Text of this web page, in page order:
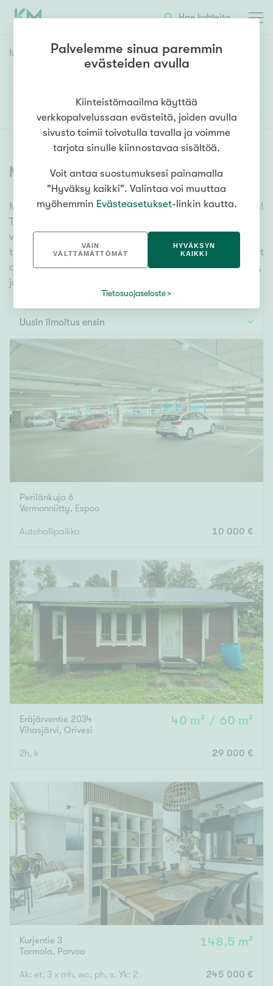
Hae kohteita
Myyntikohteet
1h 2h 3h 4h 5h+
Asuntotyyppi
Kerros-/luhtitalo
Rivitalo/paritalo
Omakoti-/erillistalo
Maa- tai metsätila
Vapaa-ajan asunto
Hinta
000 000 €
Asuinpinta-ala
Rakennusvuosi
Uudiskohteet
Vain uudiskohteet Ei uudiskohteita
Arvokohteet
Ei arvokohteita
Kunto
Tyydyttävä
Ominaisuudet
Hissi
Järvi- tai merinäköala
Maalämpö
Oma ranta
Oma sauna
Lisää hakuehtoja
Myytävät asunnot (6381 )
Meiltä löydät myytävät asunnot, oli tarpeesi mikä vain!
Tuhansien kohteiden ja satojen kiinteistönvälittäjien
verkostomme auttaa sinua kenties elämäsi
tärkeimmässä päätöksessä. Katso alta kaikki myytävät
asunnot. Hyödynnä myös kätevää hakutyökaluamme,
jonka avulla löydät omien toiveidesi mukaisen kodin.
Uusin ilmoitus ensin
Perilänkuja 6
Vermonniitty, Espoo
Autohallipaikka 10 000 €
Eräjärventie 2034
Vihasjärvi, Orivesi
40 m² / 60 m²
2h, k 29 000 €
Kurjentie 3
Tarmola, Porvoo
148,5 m²
Ak: et, 3 x mh, wc, ph, s. Yk: 2 x mh, oh, rt, k, kph, parv.
245 000 €
Palvelemme sinua paremmin
evästeiden avulla
Kiinteistömaailma käyttää
verkkopalvelussaan evästeitä, joiden avulla
sivusto toimii toivotulla tavalla ja voimme
tarjota sinulle kiinnostavaa sisältöä.
Voit antaa suostumuksesi painamalla
"Hyväksy kaikki". Valintaa voi muuttaa
myöhemmin Evästeasetukset-linkin kautta.
VAIN
VÄLTTÄMÄTTÖMÄT
HYVÄKSYN
KAIKKI
Tietosuojaseloste